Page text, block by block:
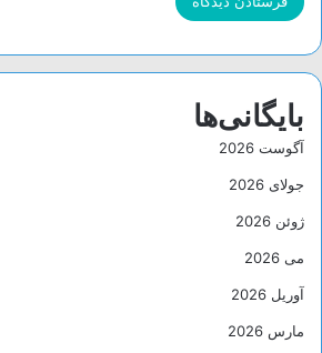
بایگانی‌ها
آگوست 2026
جولای 2026
ژوئن 2026
می 2026
آوریل 2026
مارس 2026